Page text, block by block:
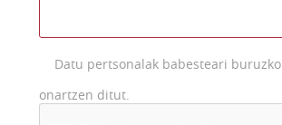
Datu pertsonalak babesteari buruzko
onartzen ditut.